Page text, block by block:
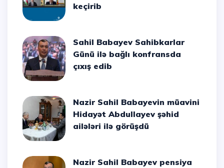
keçirib
Sahil Babayev Sahibkarlar
Günü ilə bağlı konfransda
çıxış edib
Nazir Sahil Babayevin müavini
Hidayət Abdullayev şəhid
ailələri ilə görüşdü
Nazir Sahil Babayev pensiya